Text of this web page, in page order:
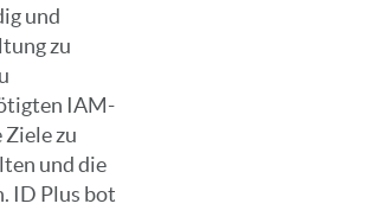
und
zu
IAM-
zu
und die
ID Plus bot